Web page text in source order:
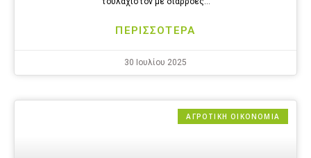
ΠΕΡΙΣΣΟΤΕΡΑ
30 Ιουλίου 2025
ΑΓΡΟΤΙΚΗ ΟΙΚΟΝΟΜΙΑ